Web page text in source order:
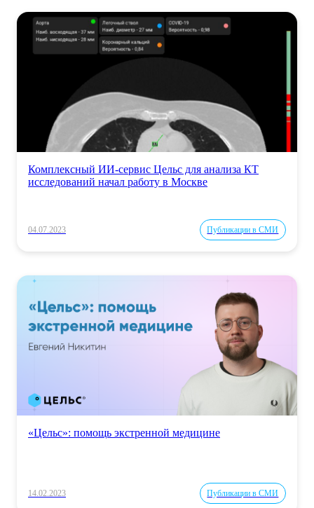
Комплексный ИИ-сервис Цельс для анализа КТ
исследований начал работу в Москве
04.07.2023 Публикации в СМИ
«Цельс»: помощь экстренной медицине
14.02.2023 Публикации в СМИ